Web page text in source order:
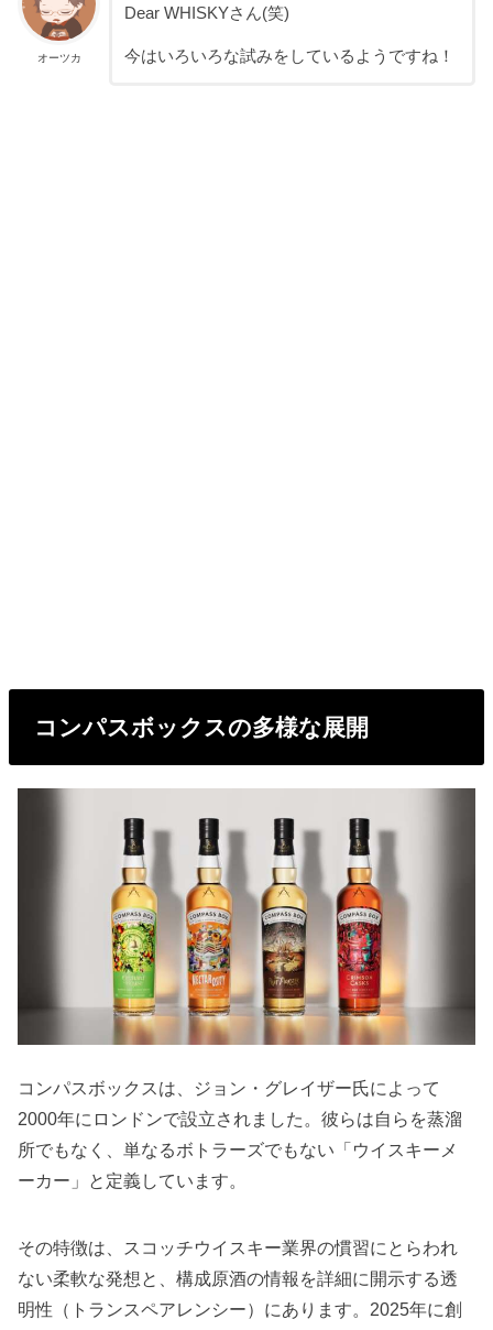
オーツカ
Dear WHISKYさん(笑)
今はいろいろな試みをしているようですね！
コンパスボックスの多様な展開
コンパスボックスは、ジョン・グレイザー氏によって
2000年にロンドンで設立されました。彼らは自らを蒸溜
所でもなく、単なるボトラーズでもない「ウイスキーメ
ーカー」と定義しています。
その特徴は、スコッチウイスキー業界の慣習にとらわれ
ない柔軟な発想と、構成原酒の情報を詳細に開示する透
明性（トランスペアレンシー）にあります。2025年に創